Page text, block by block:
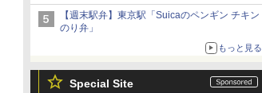
も使える
【週末駅弁】東京駅「Suicaのペンギン チキン
のり弁」
もっと見る
Special Site